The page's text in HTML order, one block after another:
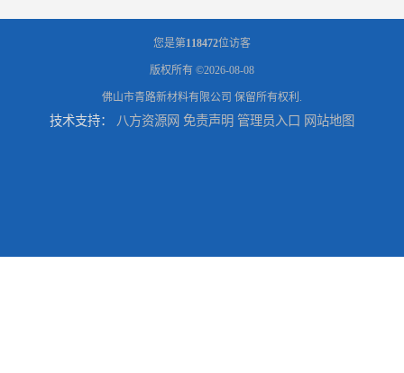
您是第118472位访客
版权所有 ©2026-08-08
佛山市青路新材料有限公司 保留所有权利.
技术支持： 八方资源网 免责声明 管理员入口 网站地图